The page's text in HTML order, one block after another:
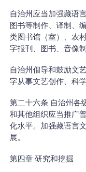
自治州应当加强藏语
图书等制作、译制、
类图书馆（室）、农
字报刊、图书、音像制
自治州倡导和鼓励文
字从事文艺创作、科
第二十六条 自治州各
和其他组织应当推广
化水平。加强藏语言
展。
第四章 研究和挖掘